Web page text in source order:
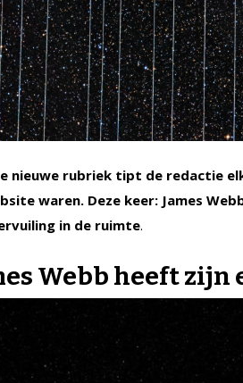
nieuwe rubriek tipt de redactie
waren. Deze keer: James
in de ruimte.
Webb heeft